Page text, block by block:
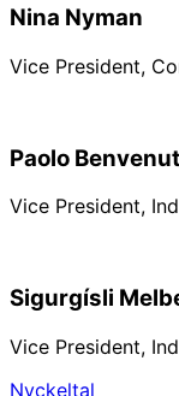
Nina Nyman
Vice President,
Paolo
Vice President,
Sigurgísli
Vice President,
Nyckeltal